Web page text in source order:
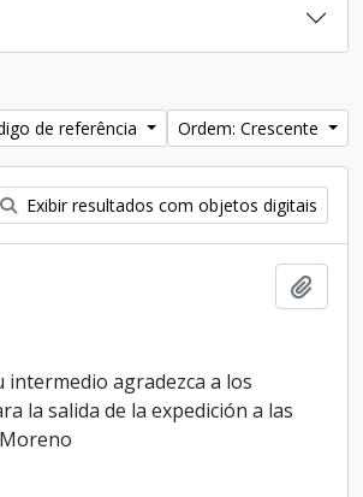
de referência
Ordem: Crescente
Exibir resultados com objetos digitais
agradezca a los
la salida de la expedición a las